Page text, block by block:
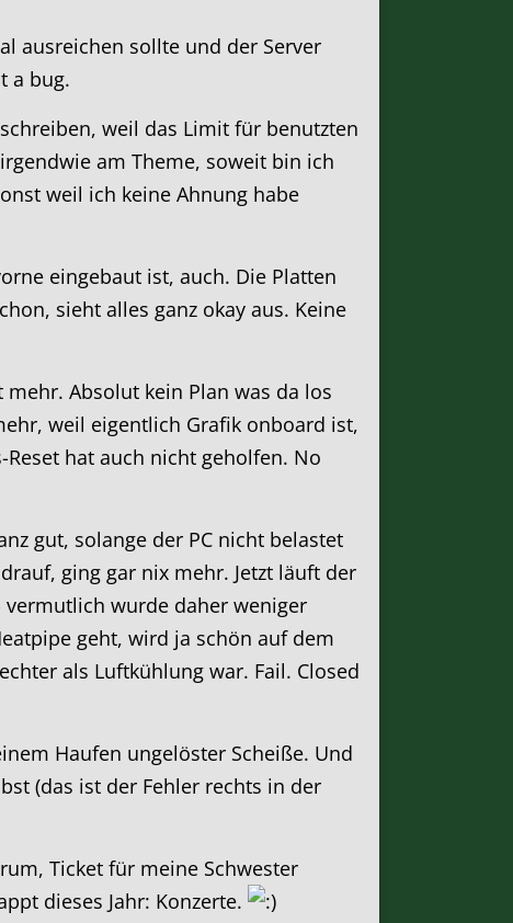
ausreichen sollte und der Server
a bug.
weil das Limit für benutzten
am Theme, soweit bin ich
weil ich keine Ahnung habe
eingebaut ist, auch. Die Platten
sieht alles ganz okay aus. Keine
Absolut kein Plan was da los
weil eigentlich Grafik onboard ist,
hat auch nicht geholfen. No
gut, solange der PC nicht belastet
ging gar nix mehr. Jetzt läuft der
vermutlich wurde daher weniger
geht, wird ja schön auf dem
als Luftkühlung war. Fail. Closed
Haufen ungelöster Scheiße. Und
(das ist der Fehler rechts in der
Ticket für meine Schwester
dieses Jahr: Konzerte.